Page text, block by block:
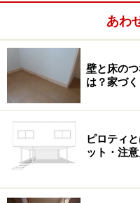
そこで、少しの手間を
のこころ」を活かした
にそして冬にも対応で
を演出した住まいづく
和の暮らしを楽
あわ
壁と床の
は？家づ
ピロティ
ット・注